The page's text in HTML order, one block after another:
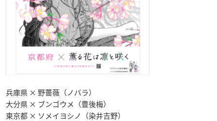
兵庫県 × 野薔薇（ノバラ）
大分県 × ブンゴウメ（豊後梅）
東京都 × ソメイヨシノ（染井吉野）